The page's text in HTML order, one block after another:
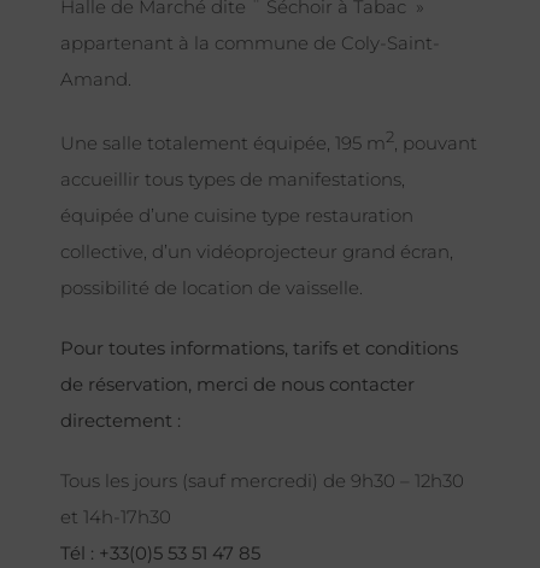
Halle de Marché dite ¨ Séchoir à Tabac »
appartenant à la commune de Coly-Saint-
Amand.
Une salle totalement équipée, 195 m2, pouvant
accueillir tous types de manifestations,
équipée d’une cuisine type restauration
collective, d’un vidéoprojecteur grand écran,
possibilité de location de vaisselle.
Pour toutes informations, tarifs et conditions
de réservation, merci de nous contacter
directement :
Tous les jours (sauf mercredi) de 9h30 – 12h30
et 14h-17h30
Tél : +33(0)5 53 51 47 85